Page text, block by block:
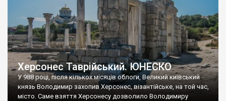
Херсонес Таврійський. ЮНЕСКО
У 988 році, після кількох місяців облоги, Великий київський
князь Володимир захопив Херсонес, візантійське, на той час,
місто. Саме взяття Херсонесу дозволило Володимиру